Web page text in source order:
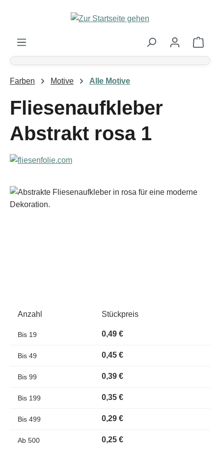
Zum Hauptinhalt springen
Farben Motive Alle Motive
Fliesenaufkleber
Abstrakt rosa 1
Bildergalerie überspringen
Anzahl Stückpreis
Bis 19 0,49 €
Bis 49 0,45 €
Bis 99 0,39 €
Bis 199 0,35 €
Bis 499 0,29 €
Ab 500 0,25 €